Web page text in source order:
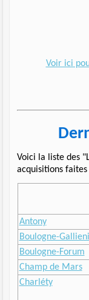
Voir ici
Voici la liste des
acquisitions
Antony
Boulogne-Gallieni
Boulogne-Forum
Champ de Mars
Charléty